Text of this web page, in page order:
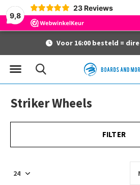
9,8
23 Reviews
Voor 16:00 besteld =
Striker Wheels
FILTER